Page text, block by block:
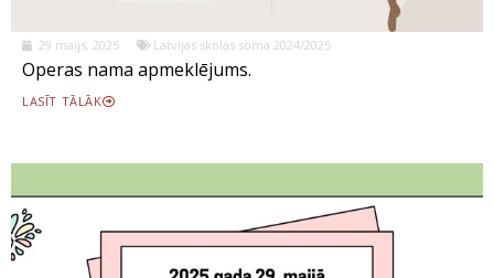
29 maijs, 2025 Latvijas skolas soma 2024/2025
Operas nama apmeklējums.
LASĪT TĀLĀK